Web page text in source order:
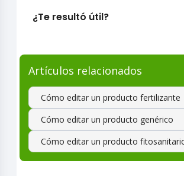
¿Te resultó útil?
Artículos relacionados
Cómo editar un producto fertilizante
Cómo editar un producto genérico
Cómo editar un producto